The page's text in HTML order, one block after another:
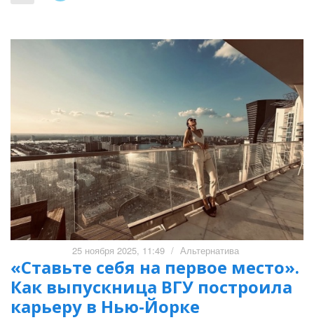
25 ноября 2025, 11:49 / Альтернатива
«Ставьте себя на первое место».
Как выпускница ВГУ построила
карьеру в Нью-Йорке